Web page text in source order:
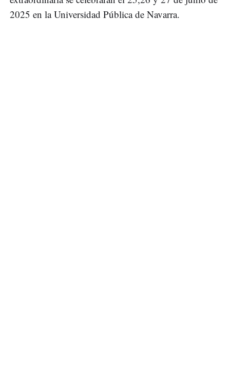
2025 en la Universidad Pública de Navarra.